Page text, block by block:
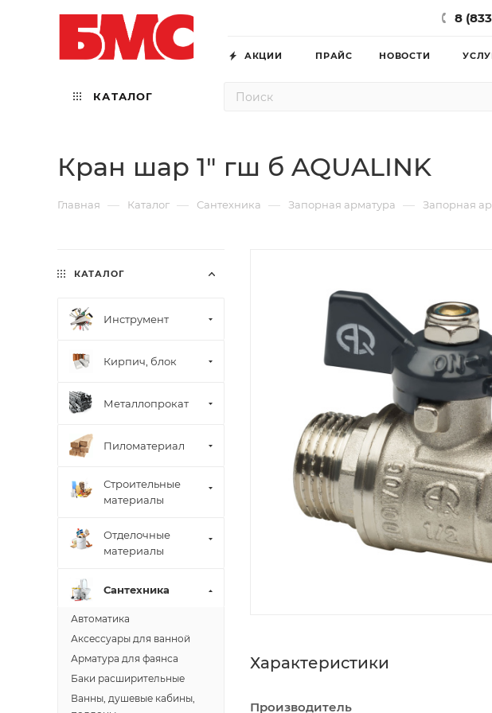
8
АКЦИИ ПРАЙС НОВОСТИ
КАТАЛОГ
Кран шар 1" гш б AQUALINK
Главная — Каталог — Сантехника — Запорная арматура — Запорная
Характеристики
Производитель
КАТАЛОГ
Инструмент
Кирпич, блок
Металлопрокат
Пиломатериал
Строительные
материалы
Отделочные
материалы
Сантехника
Автоматика
Аксессуары для ванной
Арматура для фаянса
Баки расширительные
Ванны, душевые кабины,